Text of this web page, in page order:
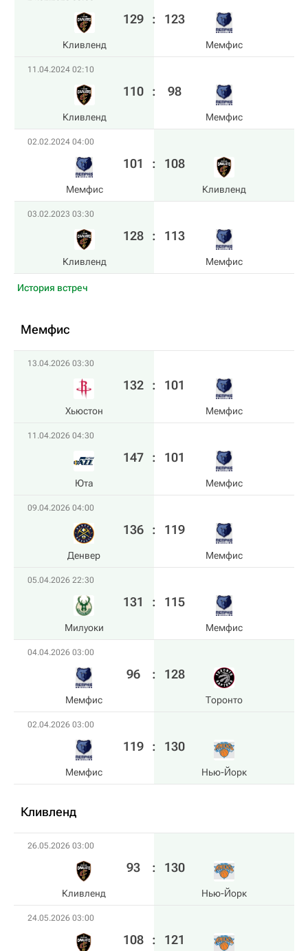
Кливленд
129 : 123
Мемфис
11.04.2024 02:10
Кливленд
110 : 98
Мемфис
02.02.2024 04:00
Мемфис
101 : 108
Кливленд
03.02.2023 03:30
Кливленд
128 : 113
Мемфис
История встреч
Мемфис
13.04.2026 03:30
Хьюстон
132 : 101
Мемфис
11.04.2026 04:30
Юта
147 : 101
Мемфис
09.04.2026 04:00
Денвер
136 : 119
Мемфис
05.04.2026 22:30
Милуоки
131 : 115
Мемфис
04.04.2026 03:00
Мемфис
96 : 128
Торонто
02.04.2026 03:00
Мемфис
119 : 130
Нью-Йорк
Кливленд
26.05.2026 03:00
Кливленд
93 : 130
Нью-Йорк
24.05.2026 03:00
108 : 121